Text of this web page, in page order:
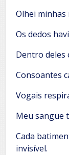
Olhei minhas
Os dedos
Dentro deles
Consoantes
Vogais
Meu sangue
Cada
invisível.